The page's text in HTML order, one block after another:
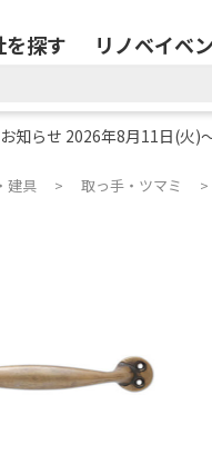
を探す リノベイベ
知らせ 2026年8月11日(火)
建具 取っ手・ツマミ